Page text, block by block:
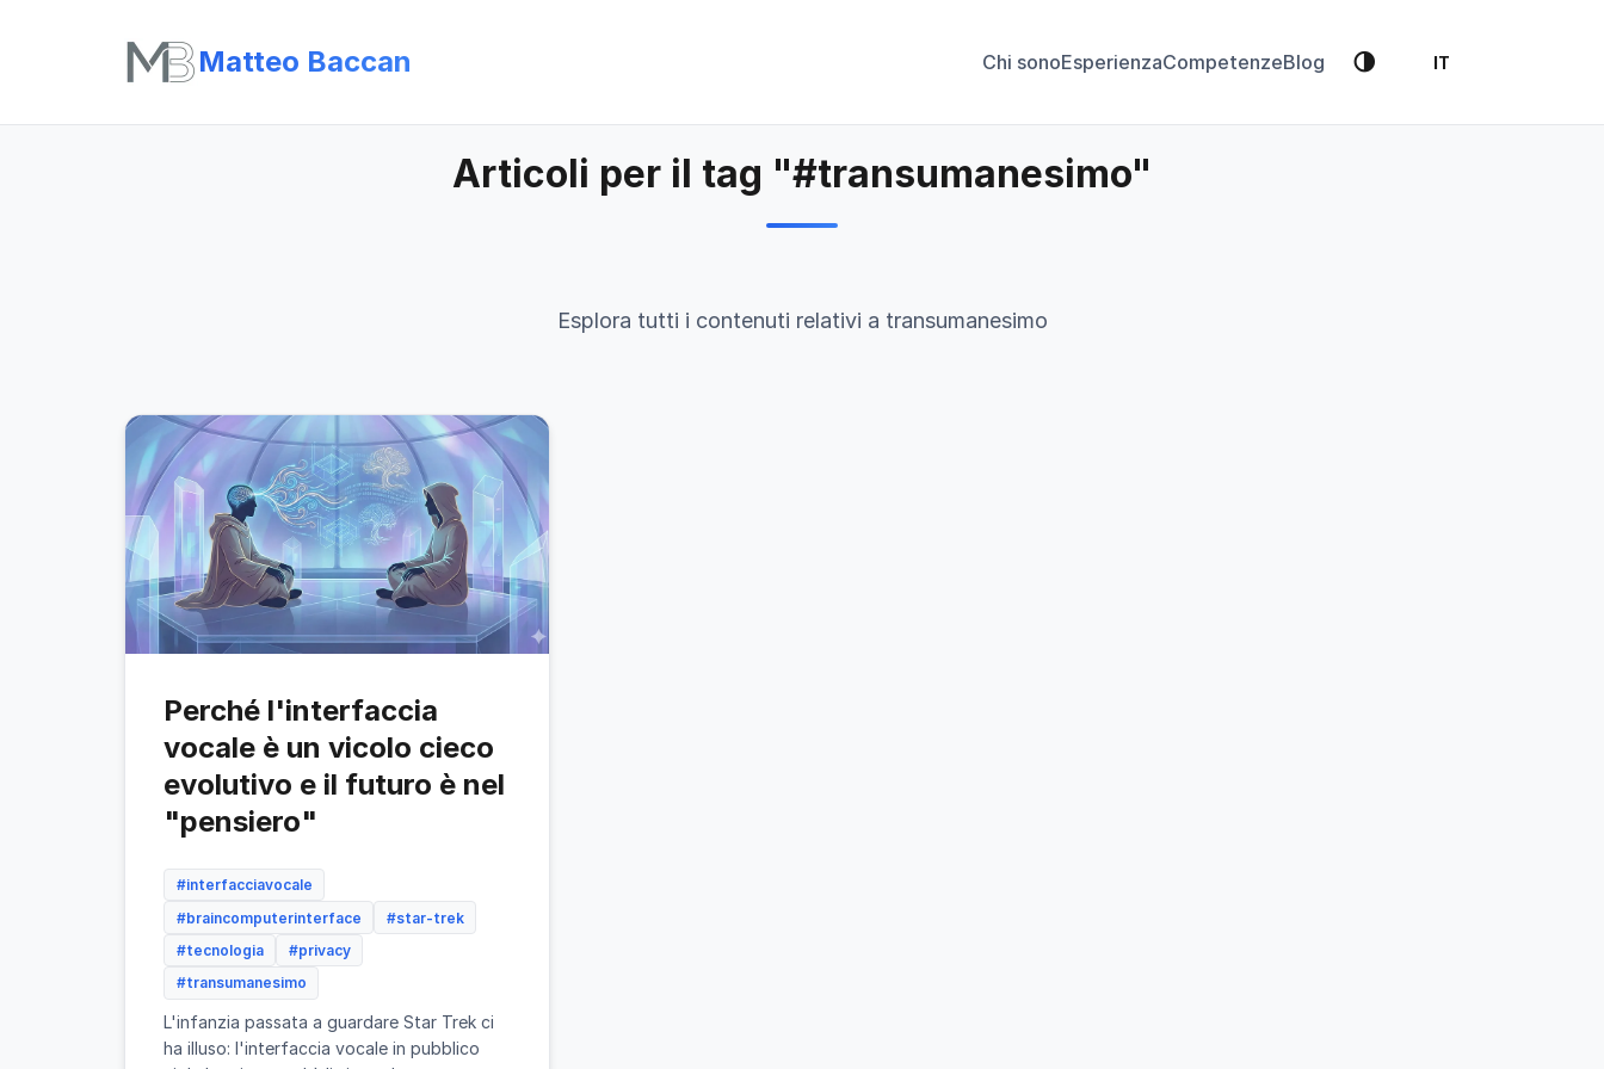
Matteo Baccan Chi sonoEsperienzaCompetenzeBlog 🌗 IT
Articoli per il tag "#transumanesimo"
Esplora tutti i contenuti relativi a transumanesimo
Perché l'interfaccia
vocale è un vicolo cieco
evolutivo e il futuro è nel
"pensiero"
#interfacciavocale
#braincomputerinterface
#star-trek
#tecnologia
#privacy
#transumanesimo
L'infanzia passata a guardare Star Trek ci
ha illuso: l'interfaccia vocale in pubblico